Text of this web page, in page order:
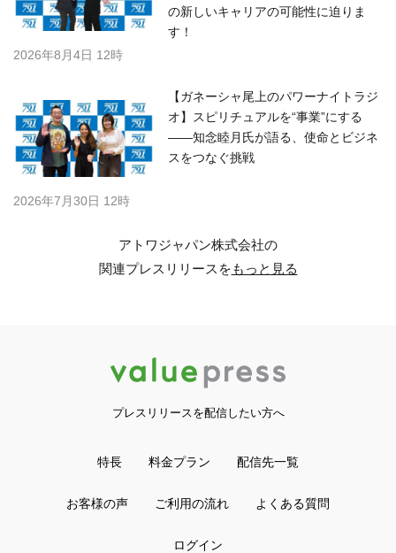
の新しいキャリアの可能性に迫りま
す！
2026年8月4日 12時
【ガネーシャ尾上のパワーナイトラジ
オ】スピリチュアルを“事業”にする
――知念睦月氏が語る、使命とビジネ
スをつなぐ挑戦
2026年7月30日 12時
アトワジャパン株式会社の
関連プレスリリースをもっと見る
プレスリリースを配信したい方へ
特長 料金プラン 配信先一覧
お客様の声 ご利用の流れ よくある質問
ログイン